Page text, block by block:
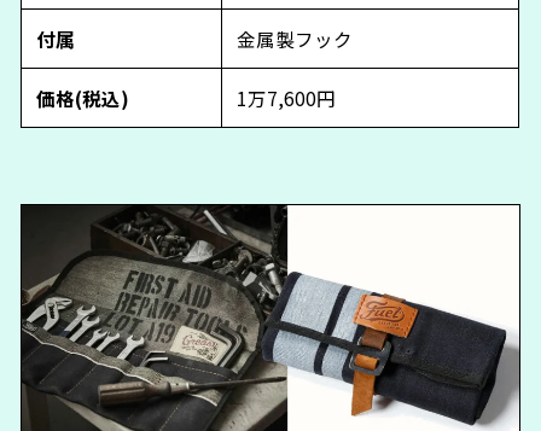
付属 金属製フック
価格(税込) 1万7,600円